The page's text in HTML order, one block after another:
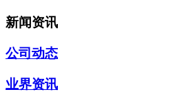
新闻资讯
公司动态
业界资讯